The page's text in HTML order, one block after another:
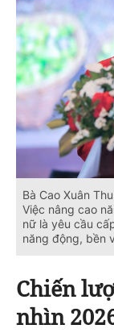
Bà Cao Xuân
Việc nâng cao
nữ là yêu cầu
năng động, bền
Chiến
nhìn